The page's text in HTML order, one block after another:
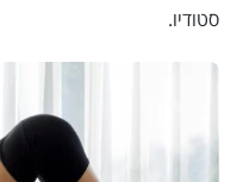
סטודיו.